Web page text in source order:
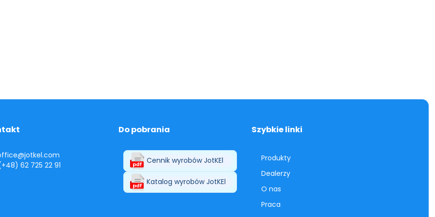
62 725 22 91
Do pobrania
Cennik wyrobów JotKEl
Katalog wyrobów JotKEl
Szybkie linki
Produkty
Dealerzy
O nas
Praca